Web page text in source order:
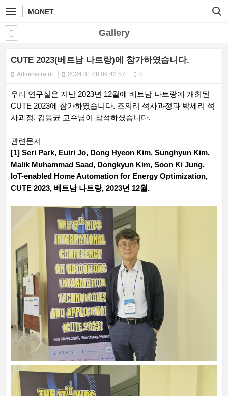
MONET
Gallery
CUTE 2023(베트남 나트랑)에 참가하였습니다.
Administrator 2024.01.08 09:42:57 0
우리 연구실은 지난 2023년 12월에 베트남 나트랑에 개최된
CUTE 2023에 참가하였습니다. 조의리 석사과정과 박세리 석
사과정, 김동균 교수님이 참석하셨습니다.
관련문서
[1] Seri Park, Euiri Jo, Dong Hyeon Kim, Sunghyun Kim,
Malik Muhammad Saad, Dongkyun Kim, Soon Ki Jung,
IoT-enabled Home Automation for Energy Optimization,
CUTE 2023, 베트남 나트랑, 2023년 12월.